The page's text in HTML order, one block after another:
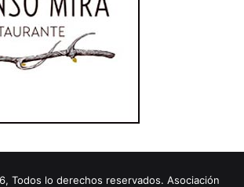
Todos lo derechos reservados. Asociación